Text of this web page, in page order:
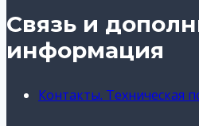
Связь и
информация
Контакты. Техническая